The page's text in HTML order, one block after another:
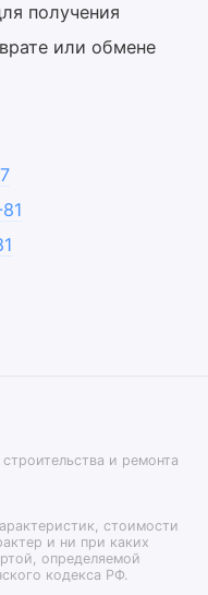
получения
или обмене
и ремонта
стоимости
и ни при каких
определяемой
кодекса РФ.